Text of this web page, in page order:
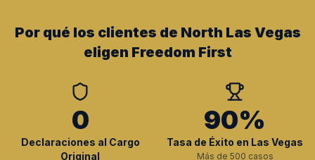
Por qué los clientes de North Las Vegas
eligen Freedom First
0
Declaraciones al Cargo
Original
90%
Tasa de Éxito en Las Vegas
Más de 500 casos